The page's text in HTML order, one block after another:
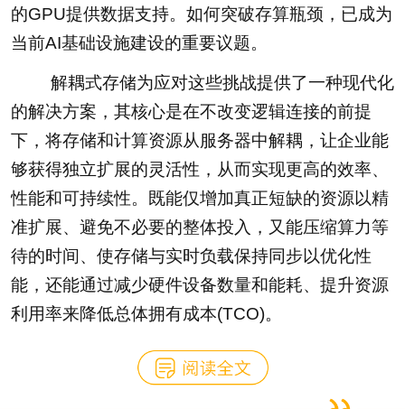
的GPU提供数据支持。如何突破存算瓶颈，已成为
当前AI基础设施建设的重要议题。
解耦式存储为应对这些挑战提供了一种现代化
的解决方案，其核心是在不改变逻辑连接的前提
下，将存储和计算资源从服务器中解耦，让企业能
够获得独立扩展的灵活性，从而实现更高的效率、
性能和可持续性。既能仅增加真正短缺的资源以精
准扩展、避免不必要的整体投入，又能压缩算力等
待的时间、使存储与实时负载保持同步以优化性
能，还能通过减少硬件设备数量和能耗、提升资源
利用率来降低总体拥有成本(TCO)。